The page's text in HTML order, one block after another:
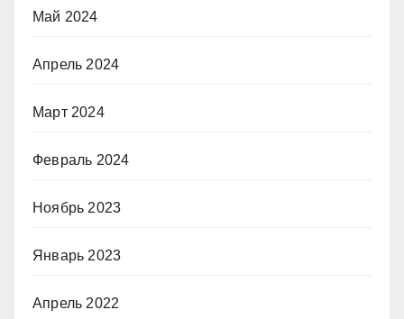
Май 2024
Апрель 2024
Март 2024
Февраль 2024
Ноябрь 2023
Январь 2023
Апрель 2022